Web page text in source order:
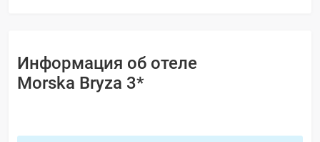
Информация об отеле
Morska Bryza 3*